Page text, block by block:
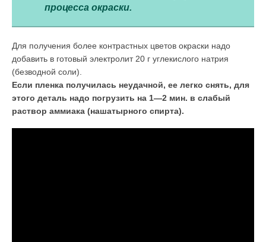
процесса окраски.
Для получения более контрастных цветов окраски надо
добавить в готовый элек­тролит 20 г углекислого натрия
(безводной соли).
Если пленка получилась неудачной, ее легко снять, для
этого деталь надо погру­зить на 1—2 мин. в слабый
раствор аммиака (нашатырного спирта).